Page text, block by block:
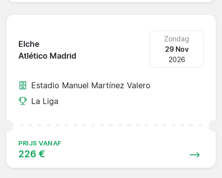
Elche
Atlético Madrid
Zondag
29 Nov
2026
Estadio Manuel Martínez Valero
La Liga
PRIJS VANAF
226 €